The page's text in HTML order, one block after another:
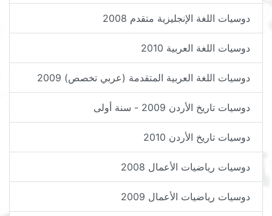
دوسيات اللغة الإنجليزية متقدم 2008
دوسيات اللغة العربية 2010
دوسيات اللغة العربية المتقدمة (عربي تخصص) 2009
دوسيات تاريخ الأردن 2009 - سنة أولى
دوسيات تاريخ الأردن 2010
دوسيات رياضيات الأعمال 2008
دوسيات رياضيات الأعمال 2009